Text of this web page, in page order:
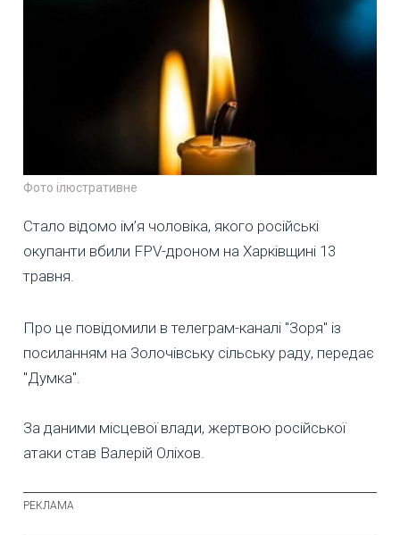
Фото ілюстративне
Стало відомо ім’я чоловіка, якого російські
окупанти вбили FPV-дроном на Харківщині 13
травня.
Про це повідомили в телеграм-каналі "Зоря" із
посиланням на Золочівську сільську раду, передає
"Думка".
За даними місцевої влади, жертвою російської
атаки став Валерій Оліхов.